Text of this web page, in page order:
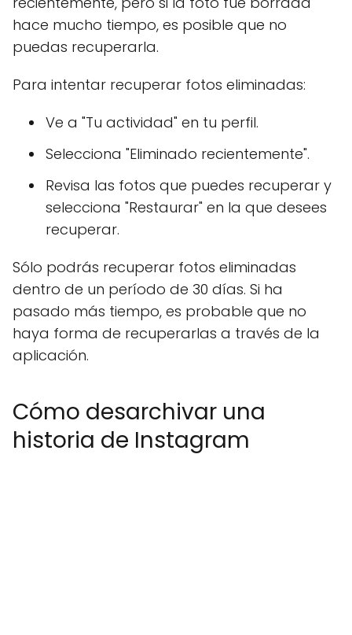
hace mucho tiempo, es posible que no
puedas recuperarla.
Para intentar recuperar fotos eliminadas:
Ve a "Tu actividad" en tu perfil.
Selecciona "Eliminado recientemente".
Revisa las fotos que puedes recuperar y
selecciona "Restaurar" en la que desees
recuperar.
Sólo podrás recuperar fotos eliminadas
dentro de un período de 30 días. Si ha
pasado más tiempo, es probable que no
haya forma de recuperarlas a través de la
aplicación.
Cómo desarchivar una
historia de Instagram